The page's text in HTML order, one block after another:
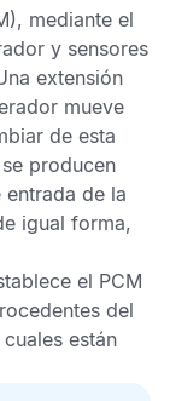
mediante el
y sensores
extensión
mueve
de esta
producen
de la
igual forma,
el PCM
del
están